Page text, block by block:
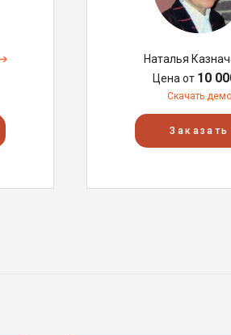
Наталья
Цена от 10
Скачать демо
Заказать